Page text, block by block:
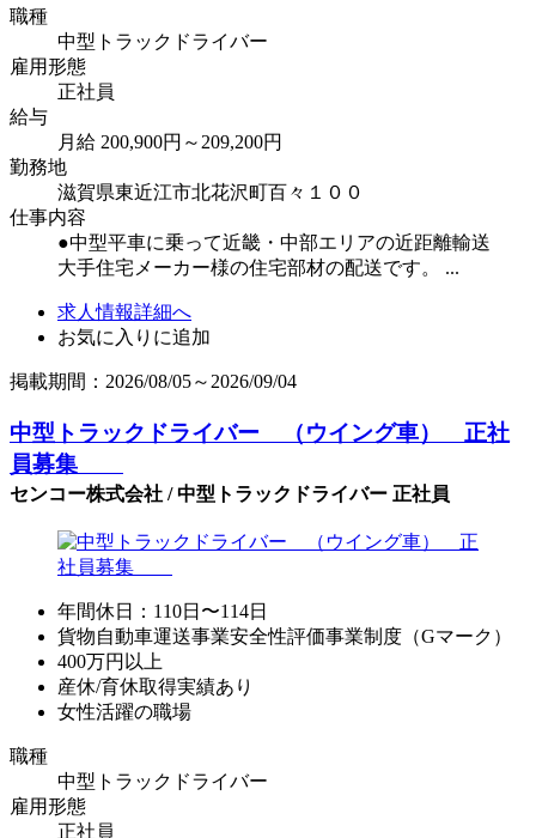
職種
中型トラックドライバー
雇用形態
正社員
給与
月給 200,900円～209,200円
勤務地
滋賀県東近江市北花沢町百々１００
仕事内容
●中型平車に乗って近畿・中部エリアの近距離輸送
大手住宅メーカー様の住宅部材の配送です。 ...
求人情報詳細へ
お気に入りに追加
掲載期間：2026/08/05～2026/09/04
中型トラックドライバー （ウイング車） 正社
員募集
センコー株式会社 / 中型トラックドライバー 正社員
年間休日：110日〜114日
貨物自動車運送事業安全性評価事業制度（Gマーク）
400万円以上
産休/育休取得実績あり
女性活躍の職場
職種
中型トラックドライバー
雇用形態
正社員